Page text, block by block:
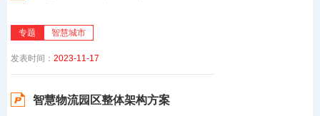
专题 智慧城市
发表时间： 2023-11-17
智慧物流园区整体架构方案